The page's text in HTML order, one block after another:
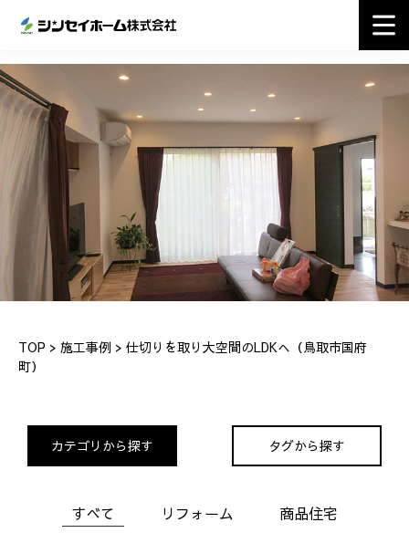
TOP > 施工事例 > 仕切りを取り大空間のLDKへ（鳥取市国府
町）
カテゴリから探す タグから探す
すべて リフォーム
商品住宅